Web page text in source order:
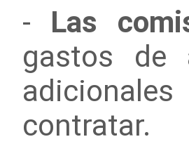
- Las
gastos de
contratar.